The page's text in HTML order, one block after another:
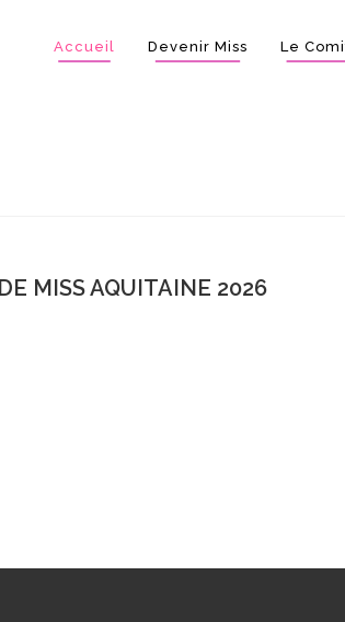
Accueil Devenir Miss Le
MISS AQUITAINE 2026